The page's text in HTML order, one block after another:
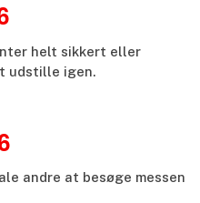
helt sikkert eller
udstille igen.
andre at besøge messen